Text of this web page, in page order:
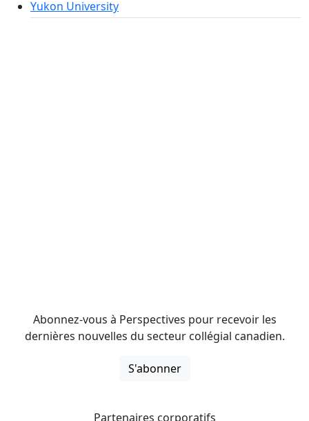
Yukon University
Abonnez-vous à Perspectives pour recevoir les
dernières nouvelles du secteur collégial canadien.
S'abonner
Partenaires corporatifs